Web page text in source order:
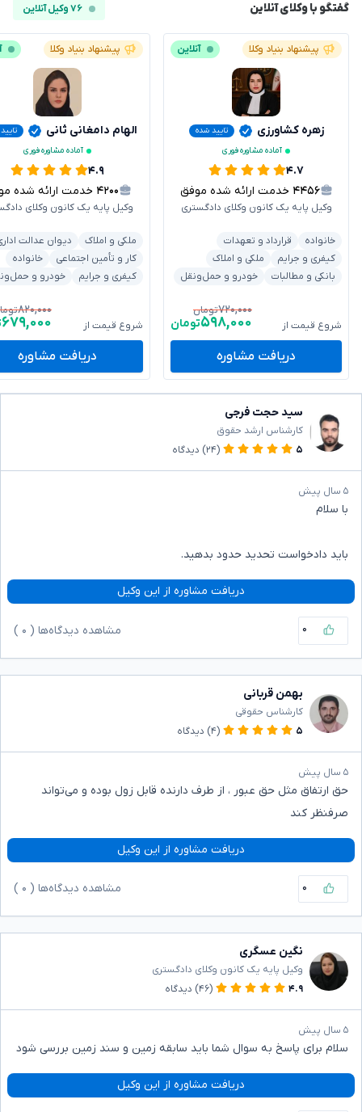
گفتگو با وکلای آنلاین ۷۶ وکیل آنلاین
پیشنهاد بنیاد وکلا آنلاین
زهره کشاورزی
تایید شده
آماده مشاوره فوری
۴.۷
۴۴۵۶ خدمت ارائه شده موفق
وکیل پایه یک کانون وکلای دادگستری
خانواده
قرارداد و تعهدات
کیفری و جرایم
ملکی و املاک
بانکی و مطالبات
خودرو و حمل‌ونقل
شروع قیمت از
۷۲۰,۰۰۰تومان
۵۹۸,۰۰۰تومان
دریافت مشاوره
پیشنهاد بنیاد وکلا
الهام دامغانی ثانی
آماده مشاوره فوری
۴.۹
۴۲۰۰ خدمت ارائه شده موفق
وکیل پایه یک کانون وکلای
ملکی و املاک
دیوان عدالت
کار و تأمین اجتماعی
خانواده
کیفری و جرایم
خودرو و
شروع قیمت از
۸۲۰,۰۰۰
۶۷۹,۰۰۰
دریافت مشاوره
سید حجت فرجی
کارشناس ارشد حقوق
۵
(۲۴) دیدگاه
۵ سال پیش
با سلام
باید دادخواست تحدید حدود بدهید.
دریافت مشاوره از این وکیل
۰ مشاهده دیدگاه‌ها ( ۰
بهمن قربانی
کارشناس حقوقی
۵
(۴) دیدگاه
۵ سال پیش
حق ارتفاق مثل حق عبور ، از طرف دارنده قابل زول بوده و می‌تواند
صرفنظر کند
دریافت مشاوره از این وکیل
۰ مشاهده دیدگاه‌ها ( ۰
نگین عسگری
وکیل پایه یک کانون وکلای دادگستری
۴.۹
(۴۶) دیدگاه
۵ سال پیش
سلام برای پاسخ به سوال شما باید سابقه زمین و سند زمین بررسی شود
دریافت مشاوره از این وکیل